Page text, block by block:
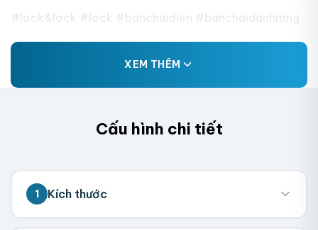
#lock&lock #lock #banchaidien #banchaidanhrang
XEM THÊM
Cấu hình chi tiết
1 Kích thước